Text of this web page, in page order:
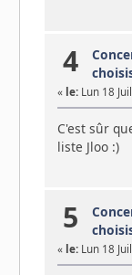
4
« le:Lun 18
C'est sûr
liste Jloo :)
5
« le:Lun 18